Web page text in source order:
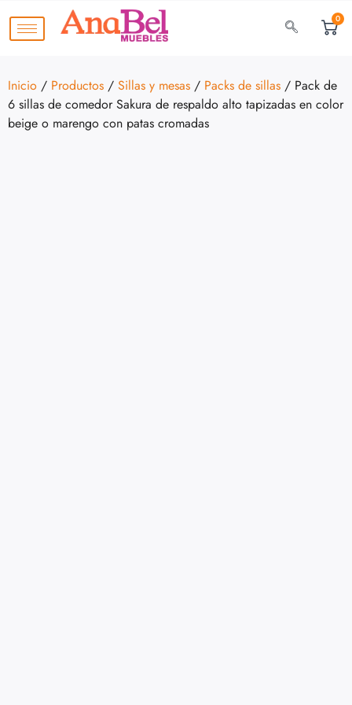
0
Inicio / Productos / Sillas y mesas / Packs de sillas / Pack de
6 sillas de comedor Sakura de respaldo alto tapizadas en color
beige o marengo con patas cromadas